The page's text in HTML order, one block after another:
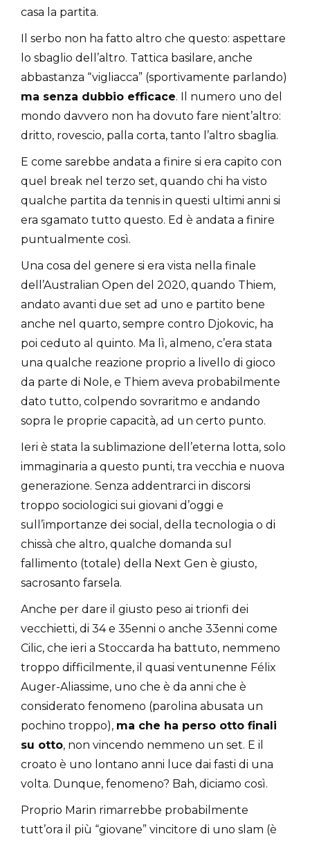
casa la partita.
Il serbo non ha fatto altro che questo: aspettare
lo sbaglio dell’altro. Tattica basilare, anche
abbastanza “vigliacca” (sportivamente parlando)
ma senza dubbio efficace. Il numero uno del
mondo davvero non ha dovuto fare nient’altro:
dritto, rovescio, palla corta, tanto l’altro sbaglia.
E come sarebbe andata a finire si era capito con
quel break nel terzo set, quando chi ha visto
qualche partita da tennis in questi ultimi anni si
era sgamato tutto questo. Ed è andata a finire
puntualmente così.
Una cosa del genere si era vista nella finale
dell’Australian Open del 2020, quando Thiem,
andato avanti due set ad uno e partito bene
anche nel quarto, sempre contro Djokovic, ha
poi ceduto al quinto. Ma lì, almeno, c’era stata
una qualche reazione proprio a livello di gioco
da parte di Nole, e Thiem aveva probabilmente
dato tutto, colpendo sovraritmo e andando
sopra le proprie capacità, ad un certo punto.
Ieri è stata la sublimazione dell’eterna lotta, solo
immaginaria a questo punti, tra vecchia e nuova
generazione. Senza addentrarci in discorsi
troppo sociologici sui giovani d’oggi e
sull’importanze dei social, della tecnologia o di
chissà che altro, qualche domanda sul
fallimento (totale) della Next Gen è giusto,
sacrosanto farsela.
Anche per dare il giusto peso ai trionfi dei
vecchietti, di 34 e 35enni o anche 33enni come
Cilic, che ieri a Stoccarda ha battuto, nemmeno
troppo difficilmente, il quasi ventunenne Félix
Auger-Aliassime, uno che è da anni che è
considerato fenomeno (parolina abusata un
pochino troppo), ma che ha perso otto finali
su otto, non vincendo nemmeno un set. E il
croato è uno lontano anni luce dai fasti di una
volta. Dunque, fenomeno? Bah, diciamo così.
Proprio Marin rimarrebbe probabilmente
tutt’ora il più “giovane” vincitore di uno slam (è